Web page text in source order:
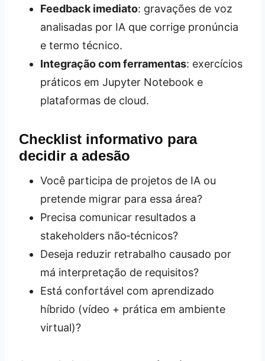
Feedback imediato: gravações de voz
analisadas por IA que corrige pronúncia
e termo técnico.
Integração com ferramentas: exercícios
práticos em Jupyter Notebook e
plataformas de cloud.
Checklist informativo para
decidir a adesão
Você participa de projetos de IA ou
pretende migrar para essa área?
Precisa comunicar resultados a
stakeholders não‑técnicos?
Deseja reduzir retrabalho causado por
má interpretação de requisitos?
Está confortável com aprendizado
híbrido (vídeo + prática em ambiente
virtual)?